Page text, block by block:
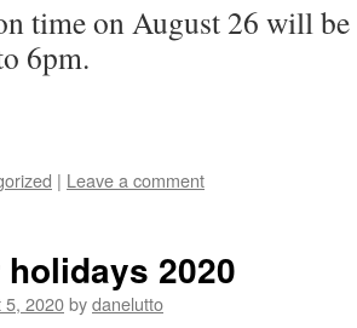
time on August 26 will
6pm.
| Leave a comment
2020
5, 2020bydanelutto